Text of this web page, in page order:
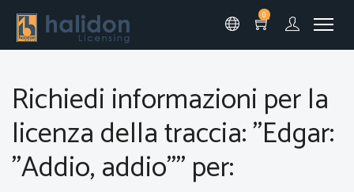
0
Richiedi informazioni per la
licenza della traccia: "Edgar:
"Addio, addio"" per: